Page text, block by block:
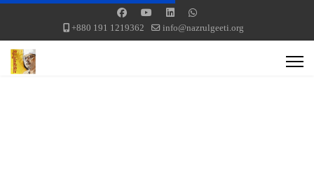
+880 191 1219362 info@nazrulgeeti.org